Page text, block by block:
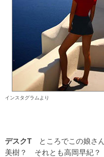
インスタグラムより
デスクT ところでこの娘さ
美樹？ それとも高岡早紀？